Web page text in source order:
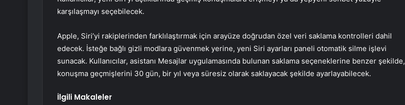
karşılaşmayı seçebilecek.
Apple, Siri’yi rakiplerinden farklılaştırmak için arayüze doğrudan özel veri saklama kontrolleri dahil
edecek. İsteğe bağlı gizli modlara güvenmek yerine, yeni Siri ayarları paneli otomatik silme işlevi
sunacak. Kullanıcılar, asistanı Mesajlar uygulamasında bulunan saklama seçeneklerine benzer şekilde,
konuşma geçmişlerini 30 gün, bir yıl veya süresiz olarak saklayacak şekilde ayarlayabilecek.
İlgili Makaleler